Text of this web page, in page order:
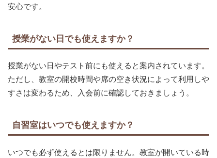
安心です。
授業がない日でも使えますか？
授業がない日やテスト前にも使えると案内されています。
ただし、教室の開校時間や席の空き状況によって利用しや
すさは変わるため、入会前に確認しておきましょう。
自習室はいつでも使えますか？
いつでも必ず使えるとは限りません。教室が開いている時